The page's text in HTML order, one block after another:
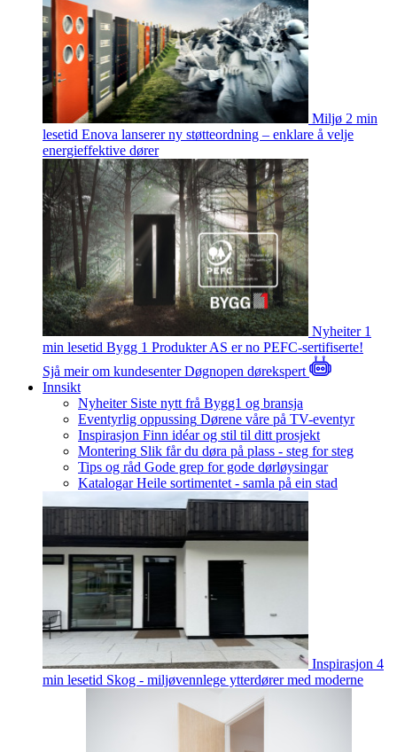
Miljø 2 min
lesetid Enova lanserer ny støtteordning – enklare å velje
energieffektive dører
Nyheiter 1
min lesetid Bygg 1 Produkter AS er no PEFC-sertifiserte!
Sjå meir om kundesenterDøgnopen dørekspert
Innsikt
Nyheiter Siste nytt frå Bygg1 og bransja
Eventyrlig oppussing Dørene våre på TV-eventyr
Inspirasjon Finn idéar og stil til ditt prosjekt
Montering Slik får du døra på plass - steg for steg
Tips og råd Gode grep for gode dørløysingar
Katalogar Heile sortimentet - samla på ein stad
Inspirasjon 4
min lesetid Skog - miljøvennlege ytterdører med moderne